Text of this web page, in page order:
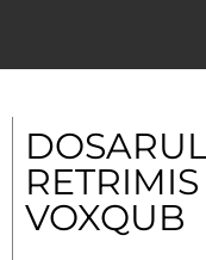
content
VOXQUB